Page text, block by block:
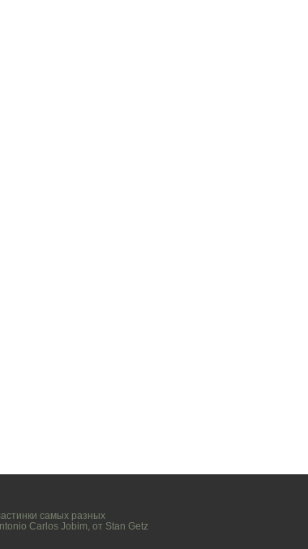
самых разных
Carlos Jobim, от Stan Getz